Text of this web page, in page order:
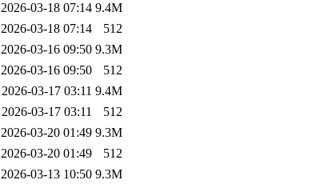
2026-03-18 07:14 9.4M
2026-03-18 07:14
512
2026-03-16 09:50 9.3M
2026-03-16 09:50
512
2026-03-17 03:11 9.4M
2026-03-17 03:11
512
2026-03-20 01:49 9.3M
2026-03-20 01:49
512
2026-03-13 10:50 9.3M